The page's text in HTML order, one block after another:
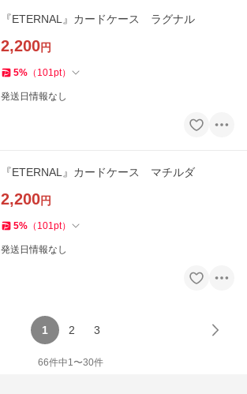
『ETERNAL』カードケース ラグナル
2,200円
5% （ 101pt）
発送日情報なし
『ETERNAL』カードケース マチルダ
2,200円
5% （ 101pt）
発送日情報なし
1 2 3
66件中1〜30件